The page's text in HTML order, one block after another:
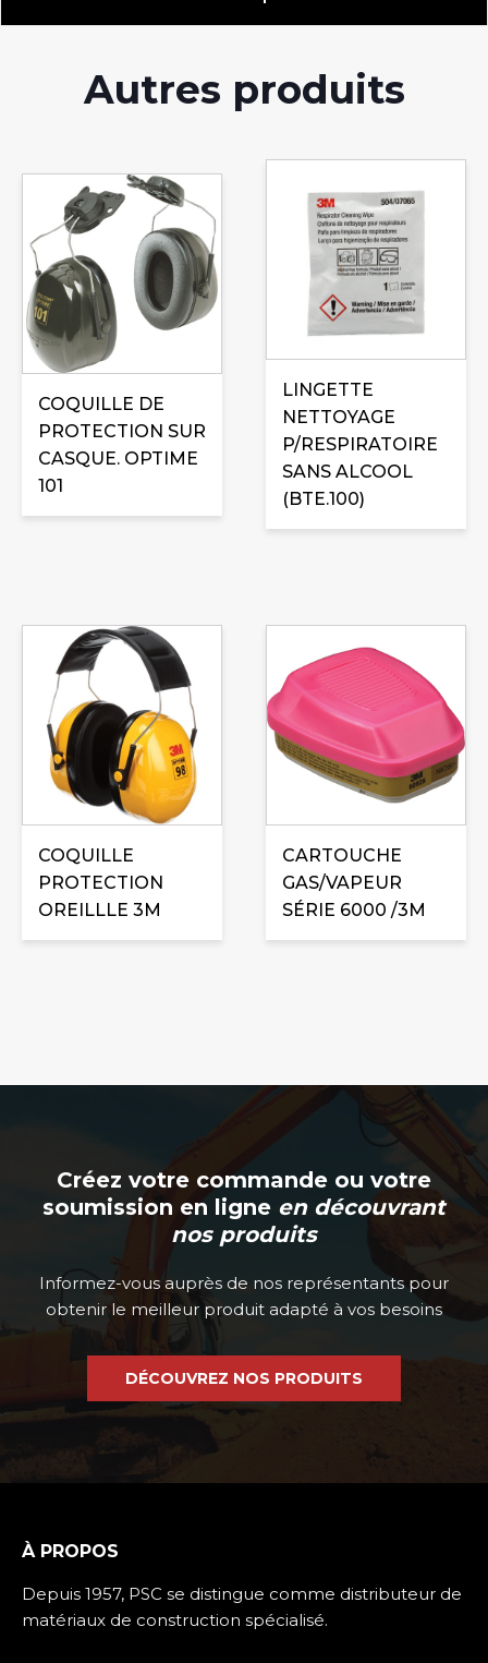
Autres produits
COQUILLE DE
PROTECTION SUR
CASQUE. OPTIME
101
LINGETTE
NETTOYAGE
P/RESPIRATOIRE
SANS ALCOOL
(BTE.100)
COQUILLE
PROTECTION
OREILLLE 3M
CARTOUCHE
GAS/VAPEUR
SÉRIE 6000 /3M
Créez votre commande ou votre
soumission en ligne en découvrant
nos produits
Informez-vous auprès de nos représentants pour
obtenir le meilleur produit adapté à vos besoins
DÉCOUVREZ NOS PRODUITS
À PROPOS
Depuis 1957, PSC se distingue comme distributeur de
matériaux de construction spécialisé.